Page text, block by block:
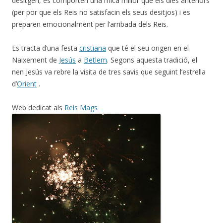
(per por que els Reis no satisfacin els seus desitjos) i es
preparen emocionalment per l’arribada dels Reis.
Es tracta d’una festa cristiana que té el seu origen en el
Naixement de Jesús a Betlem. Segons aquesta tradició, el
nen Jesús va rebre la visita de tres savis que seguint l’estrella
d’Orient .
Web dedicat als Reis Mags